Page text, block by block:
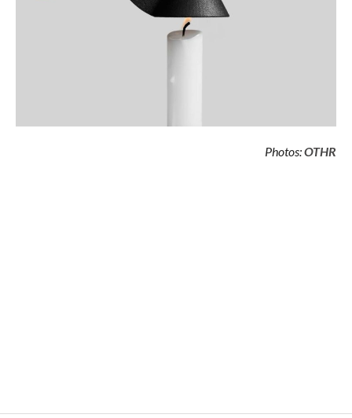
Photos:OTHR